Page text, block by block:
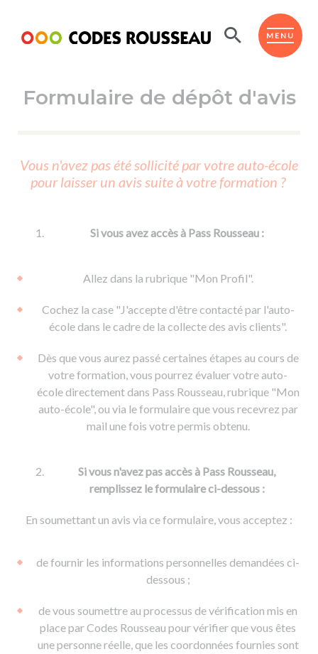
MENU
ESPACE ÉLÈVE
Code de la route
Passer l'ASSR
Réviser le code
Passer l'ETM
Permis voiture
Permis remorque
Permis & handicap
d'apprentissage
De la conduite en voiture
De la conduite à moto
Voir tous les supports
Formations pro.
Permis poids lourd
Formation FCO
Formation CACES
Devenir enseignant de la conduite
Ressources
Formulaire de dépôt d'avis
Vous n'avez pas été sollicité par votre auto-école
pour laisser un avis suite à votre formation ?
Si vous avez accès à Pass Rousseau :
Allez dans la rubrique "Mon Profil".
Cochez la case "J'accepte d'être contacté par l'auto-
école dans le cadre de la collecte des avis clients".
Dès que vous aurez passé certaines étapes au cours de
votre formation, vous pourrez évaluer votre auto-
école directement dans Pass Rousseau, rubrique "Mon
auto-école", ou via le formulaire que vous recevrez par
mail une fois votre permis obtenu.
Si vous n'avez pas accès à Pass Rousseau,
remplissez le formulaire ci-dessous :
En soumettant un avis via ce formulaire, vous acceptez :
de fournir les informations personnelles demandées ci-
dessous ;
de vous soumettre au processus de vérification mis en
place par Codes Rousseau pour vérifier que vous êtes
une personne réelle, que les coordonnées fournies sont